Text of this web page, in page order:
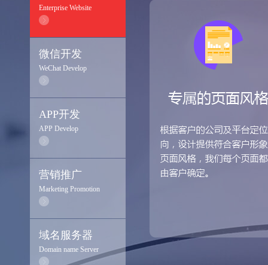
Enterprise Website
微信开发
WeChat Develop
APP开发
APP Develop
营销推广
Marketing Promotion
域名服务器
Domain name Server